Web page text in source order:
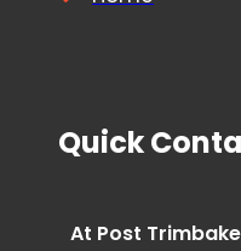
Quick
At Post